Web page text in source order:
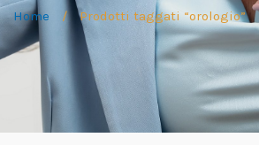
Home / Prodotti taggati “orologio”